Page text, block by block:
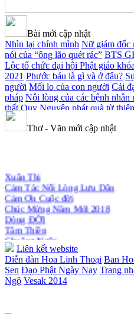
Bài mới cập nhật
Nhìn lại chính mình Nữ giám đốc
nói của “ông lão quét rác” BTS
Lộc tổ chức đại hội Phật giáo
2021 Phước báu là gì và ở đâu?
người Mối lo của con người Cải
pháp Nỗi lòng của các bệnh nhân
thất Quy Nguyên phát quà từ
Ngọc Đăng khai giảng Thiền
Thơ - Văn mới cập nhật
Xuân Thi
Cảm Tác Nỗi Lòng Lưu Dân
Cảm Ơn Cuộc đời
Chúc Mừng Năm Mới 2018
Dòng ĐỜI
Tâm Thiền
Chuông Ngân
Kính mừng Phật Đản
Anh không chết đâu em
Kiếp này
Liên kết website
Diễn đàn Hoa Linh Thoại Ban
Sen Đạo Phật Ngày Nay Trang
Ngộ Vesak 2014